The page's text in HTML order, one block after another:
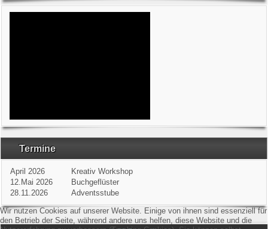
Termine
April 2026
Kreativ Workshop
12.Mai 2026
Buchgeflüster
28.11.2026
Adventsstube
Wir nutzen Cookies auf unserer Website. Einige von ihnen sind essenziell für
den Betrieb der Seite, während andere uns helfen, diese Website und die